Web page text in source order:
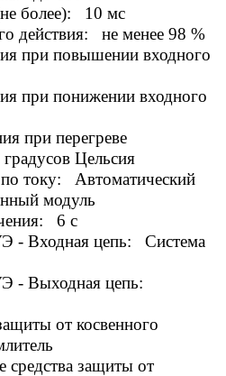
более): 10 мс
действия: не менее 98 %
при повышении входного
при понижении входного
при перегреве
Цельсия
по току: Автоматический
модуль
6 с
- Входная цепь: Система
- Выходная цепь:
от косвенного
средства защиты от